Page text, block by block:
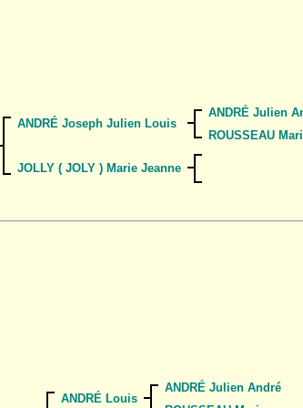
ANDRÉ Joseph Julien Louis
ANDRÉ Julien
ROUSSEAU
JOLLY ( JOLY ) Marie Jeanne
ANDRÉ Louis
ANDRÉ Julien André